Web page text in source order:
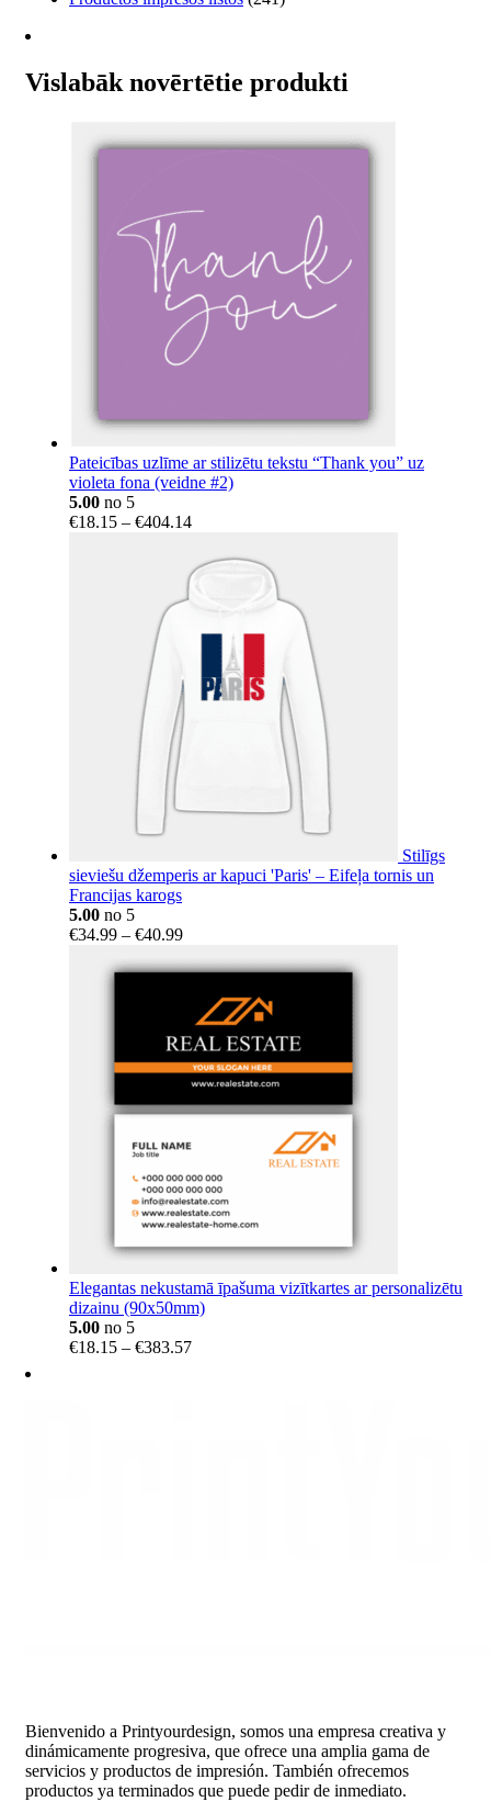
Vislabāk novērtētie produkti
Pateicības uzlīme ar stilizētu tekstu “Thank you” uz
violeta fona (veidne #2)
5.00 no 5
€18.15 – €404.14Price
€18.15
through
Stilīgs
sieviešu džemperis ar kapuci 'Paris' – Eifeļa tornis un
Francijas karogs
5.00 no 5
€34.99 – €40.99Price
€34.99
through
€40.99
Elegantas nekustamā īpašuma vizītkartes ar personalizētu
dizainu (90x50mm)
5.00 no 5
€18.15 – €383.57Price
Bienvenido a Printyourdesign, somos una empresa creativa y
dinámicamente progresiva, que ofrece una amplia gama de
servicios y productos de impresión. También ofrecemos
productos ya terminados que puede pedir de inmediato.